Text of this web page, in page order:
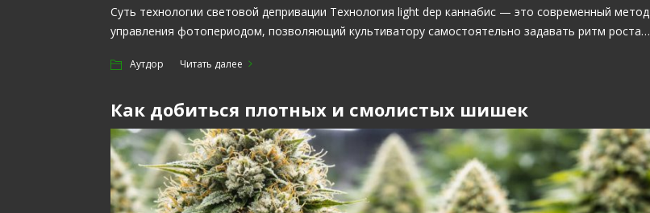
Суть технологии световой депривации Технология light dep каннабис — это современный метод
управления фотопериодом, позволяющий культиватору самостоятельно задавать ритм роста…
Аутдор Читать далее
Как добиться плотных и смолистых шишек